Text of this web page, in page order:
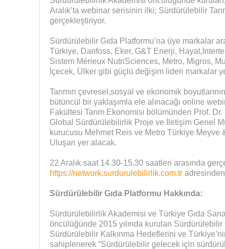
Aralık’ta webinar serisinin ilki; Sürdürülebilir
gerçekleştiriyor.
Sürdürülebilir Gıda Platformu’na üye markalar
Türkiye, Danfoss, Eker, G&T Enerji,
Sistem Mérieux NutriSciences, Metro, Migros,
İçecek, Ülker gibi güçlü değişim lideri markalar
Tarımın çevresel,sosyal ve ekonomik
bütüncül bir yaklaşımla ele alınacağı online
Fakültesi Tarım Ekonomisi bölümünden Prof.
Global Sürdürülebilirlik Proje ve İletişim Genel
kurucusu Mehmet Reis ve Metro Türkiye Meyve
Uluşan yer alacak.
22 Aralık saat 14.30-15.30 saatleri arasında
https://network.surdurulebilirlik.com.tradresinden
Sürdürülebilir Gıda Platformu Hakkında:
Sürdürülebilirlik Akademisi ve Türkiye Gıda
öncülüğünde 2015 yılında kurulan
Sürdürülebilir Kalkınma Hedeflerini ve
sahiplenerek “Sürdürülebilir gelecek için